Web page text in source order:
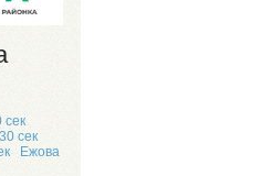
сек
30 сек
Ежова